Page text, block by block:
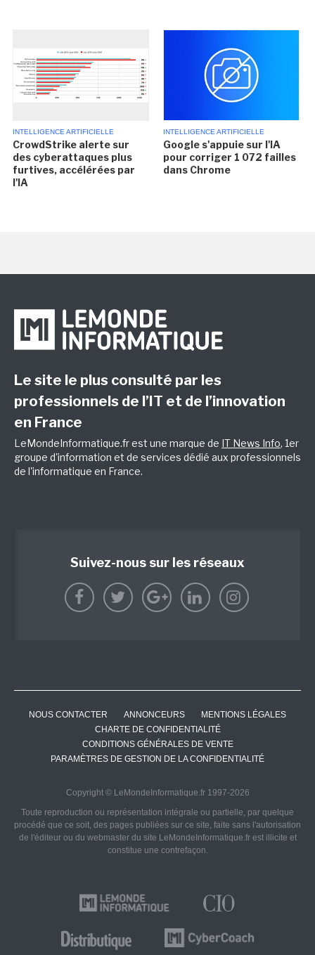
INTELLIGENCE ARTIFICIELLE
CrowdStrike alerte sur
des cyberattaques plus
furtives, accélérées par
l'IA
INTELLIGENCE ARTIFICIELLE
Google s'appuie sur l'IA
pour corriger 1 072 failles
dans Chrome
Le site le plus consulté par les
professionnels de l’IT et de l’innovation
en France
LeMondeInformatique.fr est une marque de IT News Info, 1er
groupe d'information et de services dédié aux professionnels
de l'informatique en France.
Suivez-nous sur les réseaux
NOUS CONTACTER ANNONCEURS
MENTIONS LÉGALES
CHARTE DE CONFIDENTIALITÉ
CONDITIONS GÉNÉRALES DE VENTE
PARAMÈTRES DE GESTION DE LA CONFIDENTIALITÉ
Copyright © LeMondeInformatique.fr 1997-2026
Toute reproduction ou représentation intégrale ou partielle, par quelque
procédé que ce soit, des pages publiées sur ce site, faite sans l'autorisation
de l'éditeur ou du webmaster du site LeMondeInformatique.fr est illicite et
constitue une contrefaçon.